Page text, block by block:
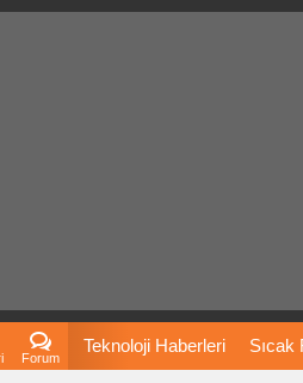
Forum
Teknoloji Haberleri Sıcak